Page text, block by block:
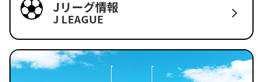
Jリーグ情報
J LEAGUE